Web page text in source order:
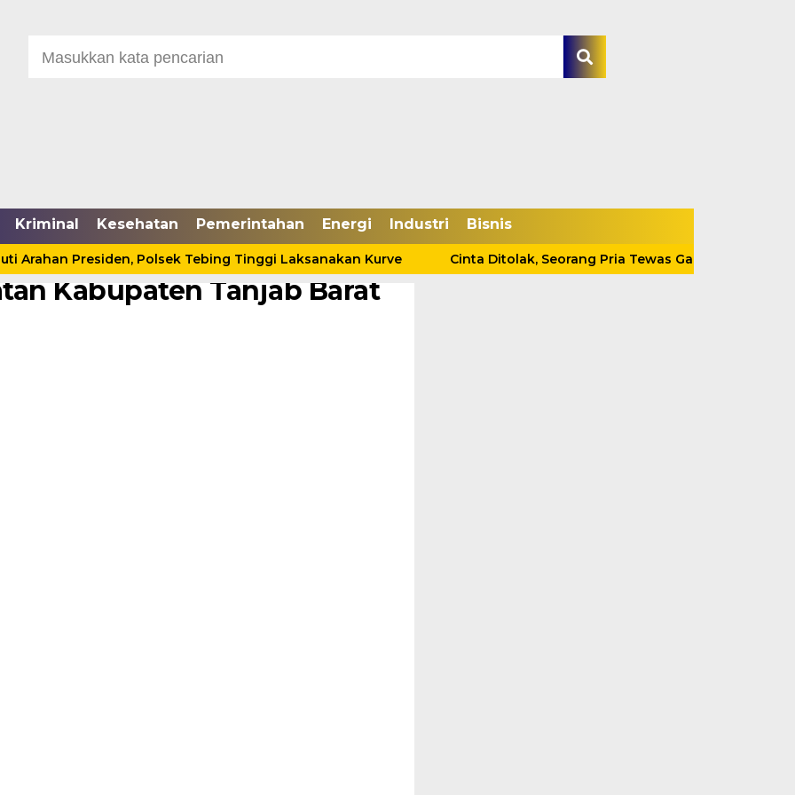
Kriminal Kesehatan Pemerintahan Energi Industri Bisnis
Presiden, Polsek Tebing Tinggi Laksanakan Kurve Cinta Ditolak, Seorang Pria Tewas Gantung Diri Di Tanjab
Listrik oleh PLN ULP Kuala
Kabupaten Tanjab Barat